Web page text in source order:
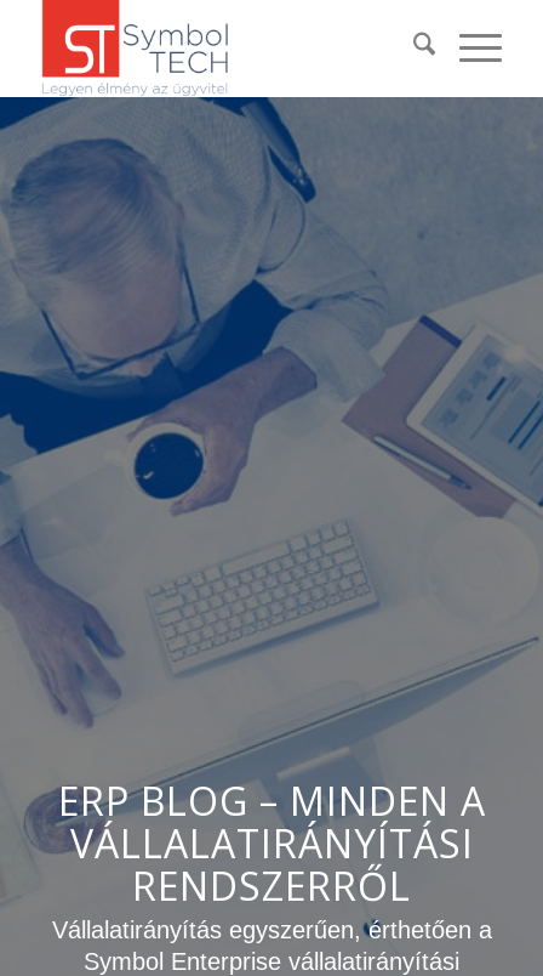
ERP BLOG – MINDEN A
VÁLLALATIRÁNYÍTÁSI
RENDSZERRŐL
Vállalatirányítás egyszerűen, érthetően a
Symbol Enterprise vállalatirányítási